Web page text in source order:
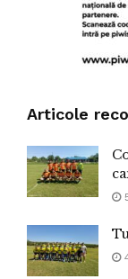
Articole